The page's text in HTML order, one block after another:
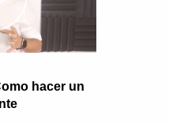
hacer un